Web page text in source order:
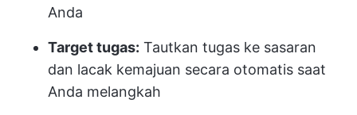
Anda
Target tugas: Tautkan tugas ke sasaran
dan lacak kemajuan secara otomatis saat
Anda melangkah